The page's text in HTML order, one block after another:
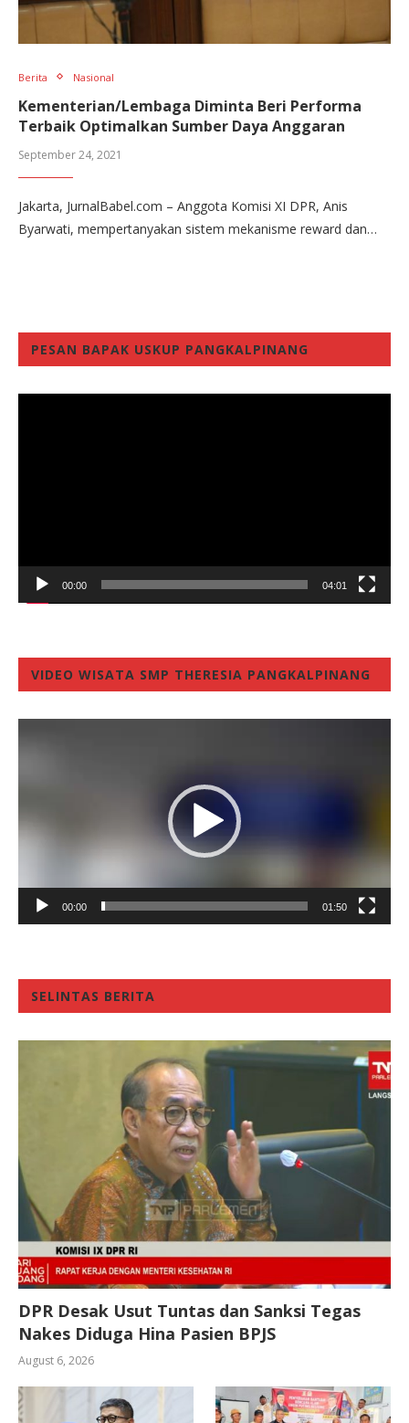
Berita Nasional
Kementerian/Lembaga Diminta Beri Performa
Terbaik Optimalkan Sumber Daya Anggaran
September 24, 2021
Jakarta, JurnalBabel.com – Anggota Komisi XI DPR, Anis
Byarwati, mempertanyakan sistem mekanisme reward dan…
PESAN BAPAK USKUP PANGKALPINANG
00:00 04:01
VIDEO WISATA SMP THERESIA PANGKALPINANG
00:00 01:50
SELINTAS BERITA
DPR Desak Usut Tuntas dan Sanksi Tegas
Nakes Diduga Hina Pasien BPJS
August 6, 2026